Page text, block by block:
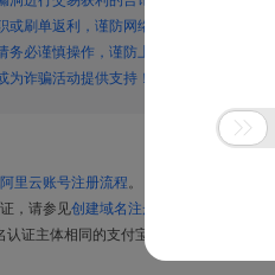
刷单返利，谨防网络诈骗！
必谨慎操作，谨防上当受骗！
诈骗活动提供支持！
阿里云账号注册流程
，请参见创建域名注册信息模板
证主体相同的支付宝，进入